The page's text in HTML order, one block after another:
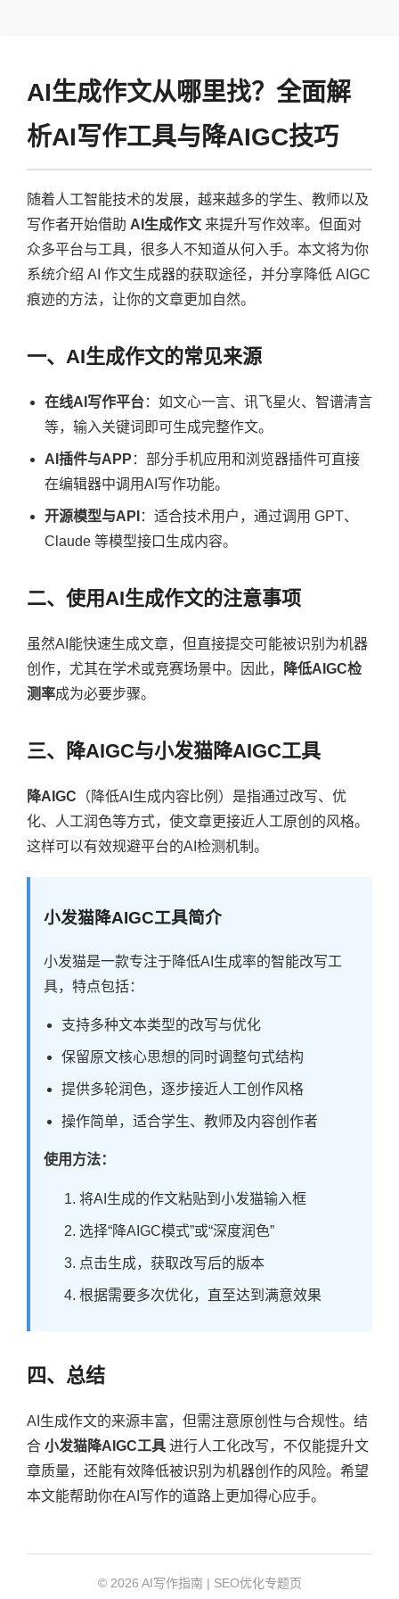
AI生成作文从哪里找？全面解
析AI写作工具与降AIGC技巧
随着人工智能技术的发展，越来越多的学生、教师以及
写作者开始借助 AI生成作文 来提升写作效率。但面对
众多平台与工具，很多人不知道从何入手。本文将为你
系统介绍 AI 作文生成器的获取途径，并分享降低 AIGC
痕迹的方法，让你的文章更加自然。
一、AI生成作文的常见来源
在线AI写作平台：如文心一言、讯飞星火、智谱清言
等，输入关键词即可生成完整作文。
AI插件与APP ：部分手机应用和浏览器插件可直接
在编辑器中调用AI写作功能。
开源模型与API ：适合技术用户，通过调用 GPT、
Claude 等模型接口生成内容。
二、使用AI生成作文的注意事项
虽然AI能快速生成文章，但直接提交可能被识别为机器
创作，尤其在学术或竞赛场景中。因此，
降低AIGC检
测率成为必要步骤。
三、降AIGC与小发猫降AIGC工具
降AIGC （降低AI生成内容比例）是指通过改写、优
化、人工润色等方式，使文章更接近人工原创的风格。
这样可以有效规避平台的AI检测机制。
小发猫降AIGC工具简介
小发猫是一款专注于降低AI生成率的智能改写工
具，特点包括：
支持多种文本类型的改写与优化
保留原文核心思想的同时调整句式结构
提供多轮润色，逐步接近人工创作风格
操作简单，适合学生、教师及内容创作者
使用方法：
将AI生成的作文粘贴到小发猫输入框
选择“降AIGC模式”或“深度润色”
点击生成，获取改写后的版本
根据需要多次优化，直至达到满意效果
四、总结
AI生成作文的来源丰富，但需注意原创性与合规性。结
合 小发猫降AIGC工具 进行人工化改写，不仅能提升文
章质量，还能有效降低被识别为机器创作的风险。希望
本文能帮助你在AI写作的道路上更加得心应手。
© 2026 AI写作指南 | SEO优化专题页